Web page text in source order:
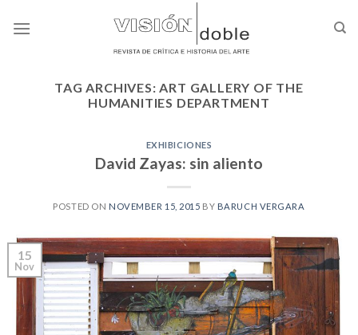
TAG ARCHIVES:ART GALLERY OF THE
HUMANITIES DEPARTMENT
EXHIBICIONES
David Zayas: sin aliento
POSTED ON NOVEMBER 15, 2015 BY BARUCH VERGARA
15
Nov